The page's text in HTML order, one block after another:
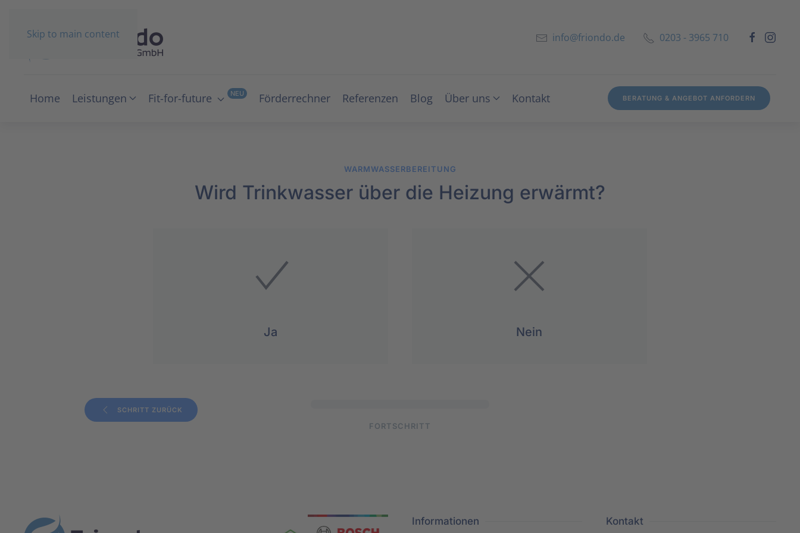
Skip to main content info@friondo.de 0203 - 3965 710
Home Leistungen Fit-for-future NEU Förderrechner Referenzen Blog Über uns Kontakt BERATUNG & ANGEBOT ANFORDERN
WARMWASSERBEREITUNG
Wird Trinkwasser über die Heizung erwärmt?
Ja Nein
SCHRITT ZURÜCK
FORTSCHRITT
Informationen Kontakt